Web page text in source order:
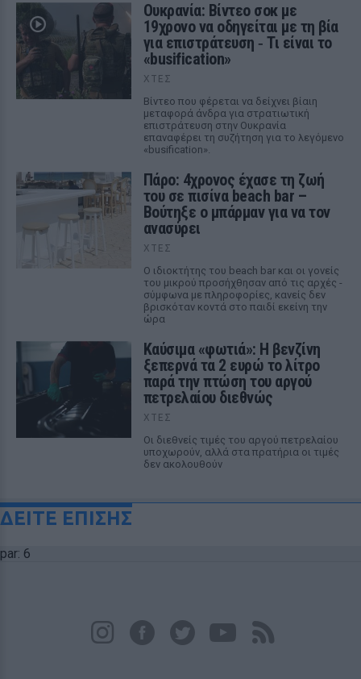
Ουκρανία: Βίντεο σοκ με
19χρονο να οδηγείται με τη βία
για επιστράτευση ‑ Τι είναι το
«busification»
ΧΤΕΣ
Βίντεο που φέρεται να δείχνει βίαιη
μεταφορά άνδρα για στρατιωτική
επιστράτευση στην Ουκρανία
επαναφέρει τη συζήτηση για το λεγόμενο
«busification».
Πάρο: 4χρονος έχασε τη ζωή
του σε πισίνα beach bar –
Βούτηξε ο μπάρμαν για να τον
ανασύρει
ΧΤΕΣ
Ο ιδιοκτήτης του beach bar και οι γονείς
του μικρού προσήχθησαν από τις αρχές -
σύμφωνα με πληροφορίες, κανείς δεν
βρισκόταν κοντά στο παιδί εκείνη την
ώρα
Καύσιμα «φωτιά»: Η βενζίνη
ξεπερνά τα 2 ευρώ το λίτρο
παρά την πτώση του αργού
πετρελαίου διεθνώς
ΧΤΕΣ
Οι διεθνείς τιμές του αργού πετρελαίου
υποχωρούν, αλλά στα πρατήρια οι τιμές
δεν ακολουθούν
ΔΕΙΤΕ ΕΠΙΣΗΣ
par: 6